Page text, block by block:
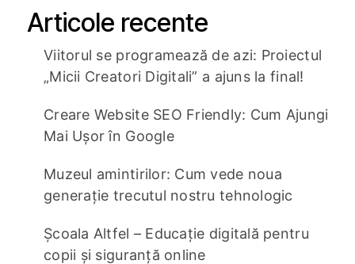
Articole recente
Viitorul se programează de azi: Proiectul
„Micii Creatori Digitali” a ajuns la final!
Creare Website SEO Friendly: Cum Ajungi
Mai Ușor în Google
Muzeul amintirilor: Cum vede noua
generație trecutul nostru tehnologic
Școala Altfel – Educație digitală pentru
copii și siguranță online